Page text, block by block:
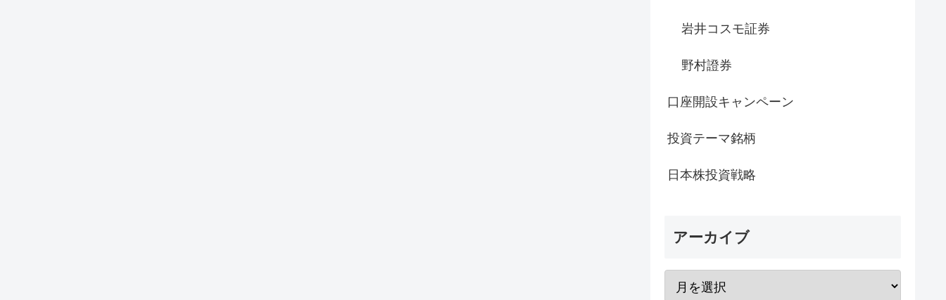
岩井コスモ証券
野村證券
口座開設キャンペーン
投資テーマ銘柄
日本株投資戦略
アーカイブ